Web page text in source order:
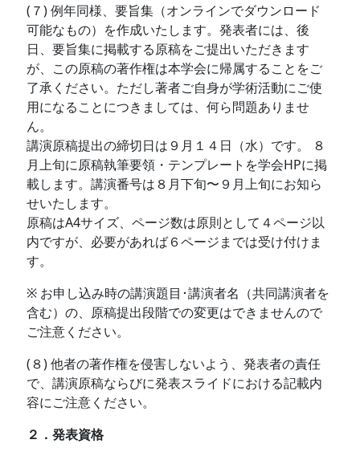
(７) 例年同様、要旨集（オンラインでダウンロード
可能なもの）を作成いたします。発表者には、後
日、要旨集に掲載する原稿をご提出いただきます
が、この原稿の著作権は本学会に帰属することをご
了承ください。ただし著者ご自身が学術活動にご使
用になることにつきましては、何ら問題ありませ
ん。
講演原稿提出の締切日は９月１４日（水）です。 ８
月上旬に原稿執筆要領・テンプレートを学会HPに掲
載します。講演番号は８月下旬〜９月上旬にお知ら
せいたします。
原稿はA4サイズ、ページ数は原則として４ページ以
内ですが、必要があれば６ページまでは受け付けま
す。
※ お申し込み時の講演題目･講演者名（共同講演者を
含む）の、原稿提出段階での変更はできませんので
ご注意ください。
(８) 他者の著作権を侵害しないよう、発表者の責任
で、講演原稿ならびに発表スライドにおける記載内
容にご注意ください。
２．発表資格